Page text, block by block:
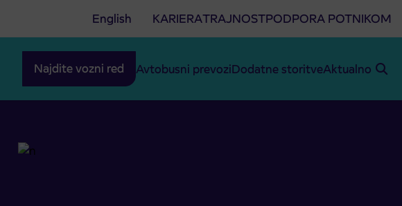
English KARIERATRAJNOSTPODPORA POTNIKOM
Najdite vozni red Avtobusni prevoziDodatne storitveAktualno